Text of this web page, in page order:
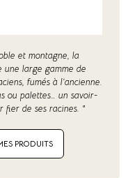
et montagne, la
une large gamme de
fumés à l’ancienne.
ou palettes… un savoir-
fier de ses racines. "
PRODUITS